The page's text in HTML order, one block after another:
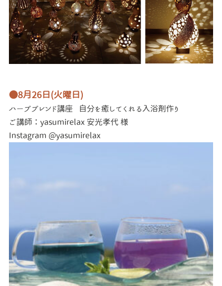
●8月26日(火曜日)
ハーブブレンド講座
自分を癒してくれる入浴剤作り
ご講師：yasumirelax 安光孝代 様
Instagram @yasumirelax